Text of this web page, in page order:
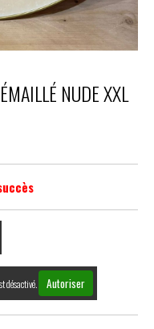
NUDE XXL
désactivé. Autoriser